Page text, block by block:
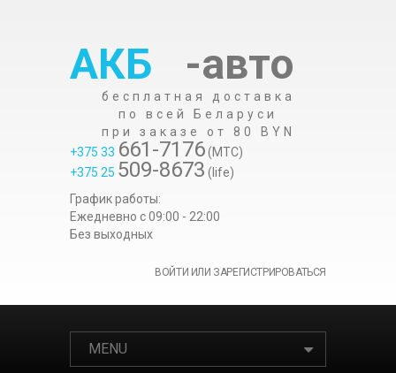
АКБ -авто
бесплатная доставка
по всей Беларуси
при заказе от 80 BYN
+375 33 661-7176(МТС)
+375 25 509-8673 (life)
График работы:
Ежедневно c 09:00 - 22:00
Без выходных
ВОЙТИ ИЛИ ЗАРЕГИСТРИРОВАТЬСЯ
MENU